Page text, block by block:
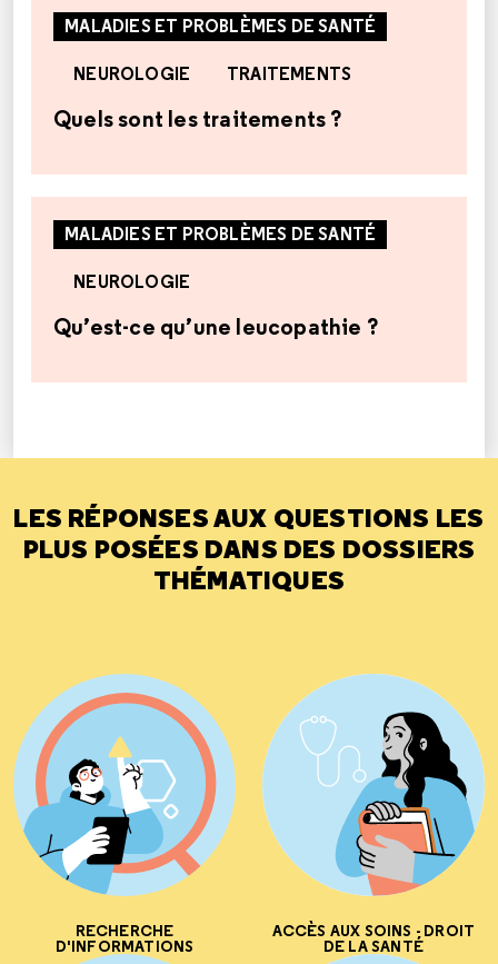
MALADIES ET PROBLÈMES DE SANTÉ
NEUROLOGIE TRAITEMENTS
Quels sont les traitements ?
MALADIES ET PROBLÈMES DE SANTÉ
NEUROLOGIE
Qu’est-ce qu’une leucopathie ?
LES RÉPONSES AUX QUESTIONS LES
PLUS POSÉES DANS DES DOSSIERS
THÉMATIQUES
RECHERCHE
D'INFORMATIONS
ACCÈS AUX SOINS - DROIT
DE LA SANTÉ